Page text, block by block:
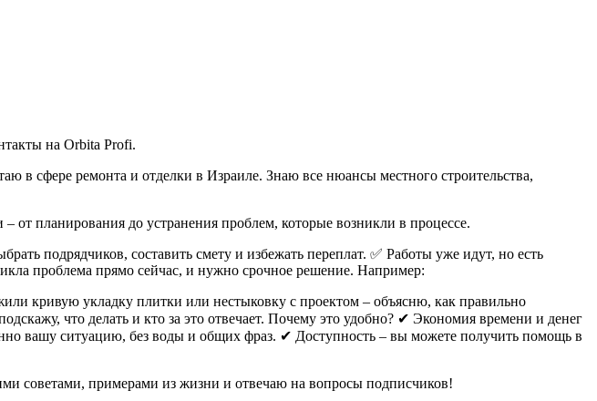
на Orbita Profi.
в сфере ремонта и отделки в Израиле. Знаю все нюансы местного строительства,
от планирования до устранения проблем, которые возникли в процессе.
подрядчиков, составить смету и избежать переплат. ✅ Работы уже идут, но есть
проблема прямо сейчас, и нужно срочное решение. Например:
кривую укладку плитки или нестыковку с проектом – объясню, как правильно
что делать и кто за это отвечает. Почему это удобно? ✔ Экономия времени и денег
вашу ситуацию, без воды и общих фраз. ✔ Доступность – вы можете получить помощь в
советами, примерами из жизни и отвечаю на вопросы подписчиков!